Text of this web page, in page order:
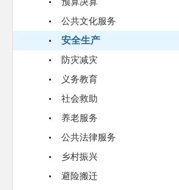
公共文化服务
安全生产
防灾减灾
义务教育
社会救助
养老服务
公共法律服务
乡村振兴
避险搬迁